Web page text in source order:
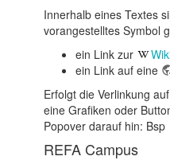
Innerhalb eines Textes
vorangestelltes Symbol
ein Link zur
ein Link auf eine
Erfolgt die Verlinkung
eine Grafiken oder
Popover darauf hin: Bsp
REFA Campus